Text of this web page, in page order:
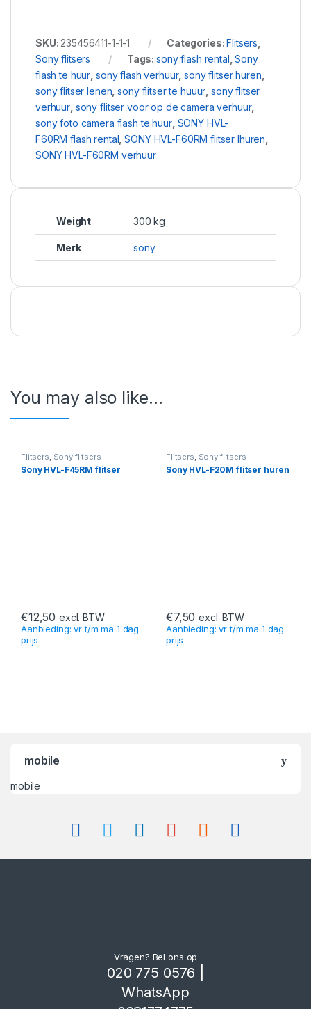
SKU: 235456411-1-1-1 Categories:Flitsers
Sony flitsers
Tags:sony flash rental ,Sony
flash te huur sony flash verhuur,sony flitser huren
sony flitser lenen ,sony flitser te huuur ,sony flitser
verhuur sony flitser voor op de camera verhuur,
sony foto camera flash te huur, SONY HVL-
F60RM flash rental ,SONY HVL-F60RM flitser lhuren
SONY HVL-F60RM verhuur
Weight 300 kg
Merk sony
You may also like…
Flitsers, Sony flitsers
Sony HVL-F45RM flitser
€12,50 excl. BTW
Aanbieding: vr t/m ma 1 dag
prijs
Flitsers, Sony flitsers
Sony HVL-F20M flitser huren
€7,50 excl. BTW
Aanbieding: vr t/m ma 1 dag
prijs
d
mobile
mobile
Vragen? Bel ons op
020 775 0576 |
WhatsApp